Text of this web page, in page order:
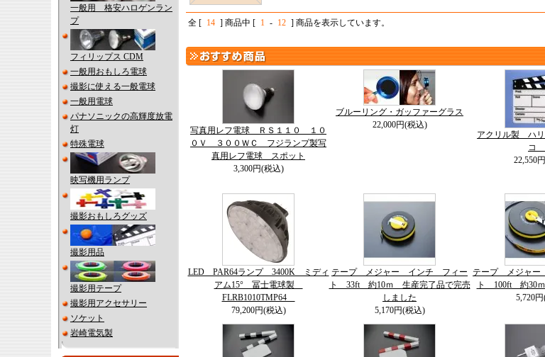
一般用 格安ハロゲンラン
プ
フィリップス CDM
一般用おもしろ電球
撮影に使える一般電球
一般用電球
パナソニックの高輝度放電
灯
特殊電球
映写機用ランプ
撮影おもしろグッズ
撮影用品
撮影用テープ
撮影用アクセサリー
ソケット
岩崎電気製
全 [ 14 ] 商品中 [ 1 - 12 ] 商品を表示しています。
写真用レフ電球 ＲＳ１１０ １０
０Ｖ ３００ＷＣ フジランプ製写
真用レフ電球 スポット
3,300円(税込)
ブルーリング・ガッファーグラス
22,000円(税込)
アクリル製 ハ
22,550
LED PAR64ランプ 3400K ミディ
アム15° 冨士電球製
FLRB1010TMP64
79,200円(税込)
テープ メジャー インチ フィー
ト 33ft 約10ｍ 生産完了品で完売
しました
5,170円(税込)
テープ メジャ
ト 100ft 約30
5,720